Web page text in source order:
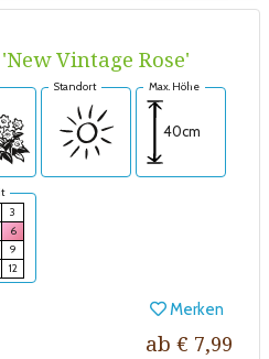
Vintage Rose'
Standort Max. Höhe
40cm
3
6
9
12
Merken
ab € 7,99